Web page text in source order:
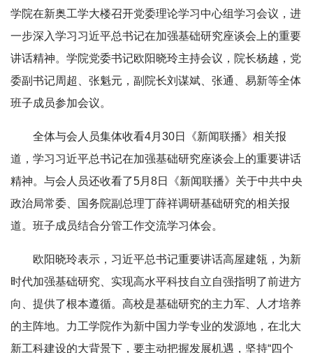
学院在新奥工学大楼召开党委理论学习中心组学习会议，进
一步深入学习习近平总书记在加强基础研究座谈会上的重要
讲话精神。学院党委书记欧阳晓玲主持会议，院长杨越，党
委副书记周超、张魁元，副院长刘谋斌、张通、易新等全体
班子成员参加会议。
全体与会人员集体收看4月30日《新闻联播》相关报
道，学习习近平总书记在加强基础研究座谈会上的重要讲话
精神。与会人员还收看了5月8日《新闻联播》关于中共中央
政治局常委、国务院副总理丁薛祥调研基础研究的相关报
道。班子成员结合分管工作交流学习体会。
欧阳晓玲表示，习近平总书记重要讲话高屋建瓴，为新
时代加强基础研究、实现高水平科技自立自强指明了前进方
向、提供了根本遵循。高校是基础研究的主力军、人才培养
的主阵地。力工学院作为新中国力学专业的发源地，在北大
新工科建设的大背景下，要主动把握发展机遇，坚持“四个